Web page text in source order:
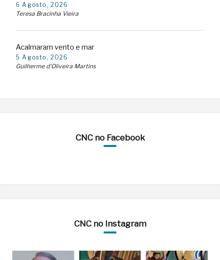
6 Agosto, 2026
Teresa Bracinha Vieira
Acalmaram vento e mar
5 Agosto, 2026
Guilherme d'Oliveira Martins
CNC no Facebook
CNC no Instagram